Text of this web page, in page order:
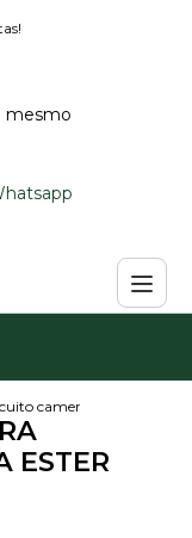
mesmo
cameras
cameras para
ESTER